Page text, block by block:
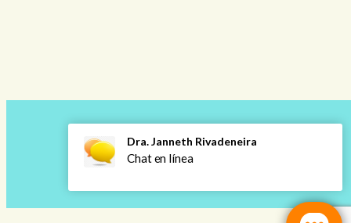
Copyright © 2022 DRA JANNETH
RIVADENEIRA |Desarrollado por